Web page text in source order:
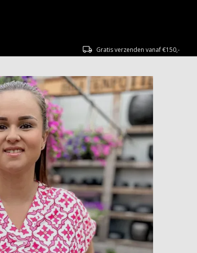
Gratis verzenden vanaf €150,-